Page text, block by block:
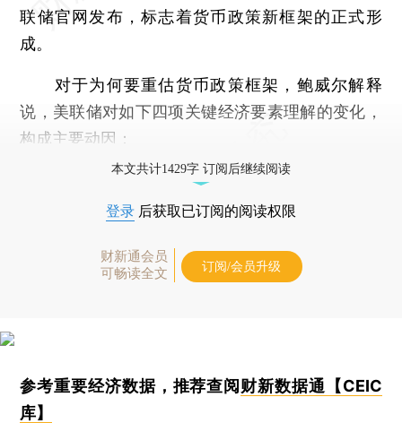
联储官网发布，标志着货币政策新框架的正式形
成。
对于为何要重估货币政策框架，鲍威尔解释
说，美联储对如下四项关键经济要素理解的变化，
构成主要动因：
本文共计1429字 订阅后继续阅读
登录 后获取已订阅的阅读权限
财新通会员
可畅读全文
订阅/会员升级
参考重要经济数据，推荐查阅 财新数据通【CEIC
库】